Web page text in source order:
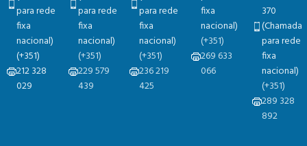
para rede
fixa
nacional)
(+351)
212 328
029
para rede
fixa
nacional)
(+351)
229 579
439
para rede
fixa
nacional)
(+351)
236 219
425
fixa
nacional)
(+351)
269 633
066
370
(Chamada
para rede
fixa
nacional)
(+351)
289 328
892